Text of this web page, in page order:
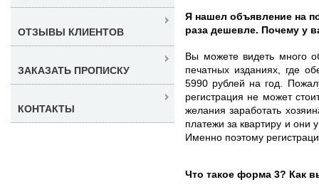
Я нашел объявление на
раза дешевле. Почему у
Вы можете видеть много
печатных изданиях, где
5990 рублей на год.
регистрация не может
желания заработать
платежи за квартиру и
Именно поэтому
Что такое форма 3? Как
ОТЗЫВЫ КЛИЕНТОВ
ЗАКАЗАТЬ ПРОПИСКУ
КОНТАКТЫ